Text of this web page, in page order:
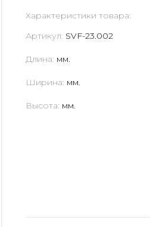
Характеристики товара:
Артикул: SVF-23.002
Длина: мм.
Ширина: мм.
Высота: мм.